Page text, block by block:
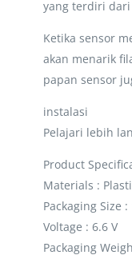
yang terdiri
Ketika sensor
akan menarik
papan sensor
instalasi
Pelajari lebih
Product
Materials :
Packaging Size
Voltage : 6.6 V
Packaging